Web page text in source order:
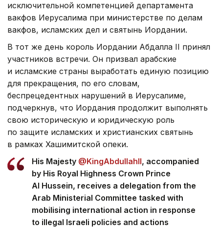
исключительной компетенцией департамента
вакфов Иерусалима при министерстве по делам
вакфов, исламских дел и святынь Иордании.
В тот же день король Иордании Абдалла II принял
участников встречи. Он призвал арабские
и исламские страны выработать единую позицию
для прекращения, по его словам,
беспрецедентных нарушений в Иерусалиме,
подчеркнув, что Иордания продолжит выполнять
свою историческую и юридическую роль
по защите исламских и христианских святынь
в рамках Хашимитской опеки.
His Majesty @KingAbdullahII, accompanied
by His Royal Highness Crown Prince
Al Hussein, receives a delegation from the
Arab Ministerial Committee tasked with
mobilising international action in response
to illegal Israeli policies and actions